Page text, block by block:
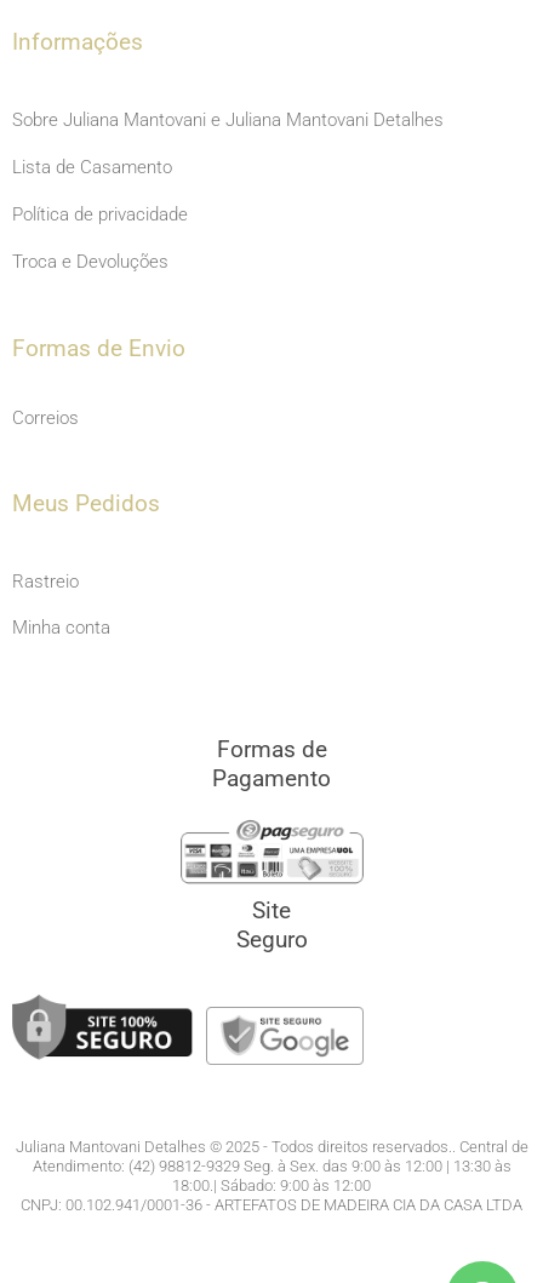
m
Informações
Sobre Juliana Mantovani e Juliana Mantovani Detalhes
Lista de Casamento
Política de privacidade
Troca e Devoluções
Formas de Envio
Correios
Meus Pedidos
Rastreio
Minha conta
Formas de
Pagamento
Site
Seguro
Juliana Mantovani Detalhes © 2025 - Todos direitos reservados.. Central de
Atendimento: (42) 98812-9329 Seg. à Sex. das 9:00 às 12:00 | 13:30 às
18:00.| Sábado: 9:00 às 12:00
CNPJ: 00.102.941/0001-36 - ARTEFATOS DE MADEIRA CIA DA CASA LTDA